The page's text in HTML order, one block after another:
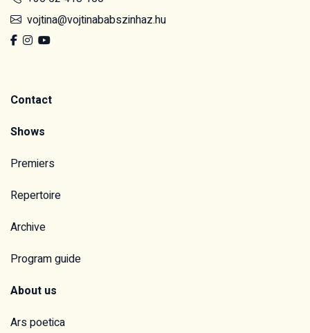
vojtina@vojtinababszinhaz.hu
Contact
Shows
Premiers
Repertoire
Archive
Program guide
About us
Ars poetica